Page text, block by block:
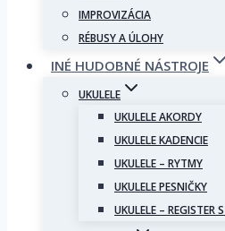
IMPROVIZÁCIA
RÉBUSY A ÚLOHY
INÉ HUDOBNÉ NÁSTROJE
UKULELE
UKULELE AKORDY
UKULELE KADENCIE
UKULELE – RYTMY
UKULELE PESNIČKY
UKULELE – REGISTER